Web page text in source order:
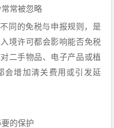
常被忽略
同的免税与申报规则，是
境许可都会影响能否免税
二手物品、电子产品或植
会增加清关费用或引发延
的保护